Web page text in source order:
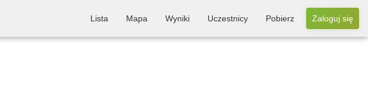
Lista Mapa Wyniki Uczestnicy Pobierz Zaloguj się